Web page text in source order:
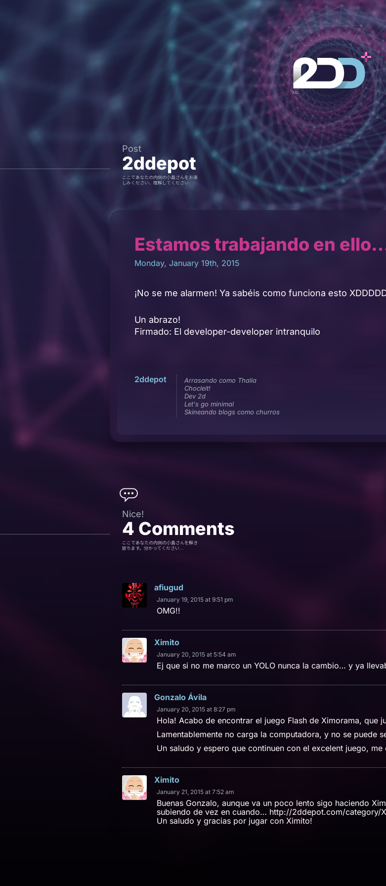
Post
2ddepot
ここであなたの内側の小島さんをお楽
しみください、理解してください
Estamos trabajando en
Monday, January 19th, 2015
¡No se me alarmen! Ya sabéis como funciona esto
Un abrazo!
Firmado: El developer-developer intranquilo
2ddepot
Arrasando como Thalia
Chocleit!
Dev 2d
Let's go minimal
Skineando blogs como churros
Nice!
4 Comments
ここであなたの内側の小島さんを解き
放ちます。分かってください...
afiugud
January 19, 2015 at 9:51 pm
OMG!!
Ximito
January 20, 2015 at 5:54 am
Ej que si no me marco un YOLO nunca la cambio… y ya
Gonzalo Ávila
January 20, 2015 at 8:27 pm
Hola! Acabo de encontrar el juego Flash de Ximorama, que
Lamentablemente no carga la computadora, y no se puede
Un saludo y espero que continuen con el excelent juego,
Ximito
January 21, 2015 at 7:52 am
Buenas Gonzalo, aunque va un poco lento sigo haciendo
subiendo de vez en cuando… http://2ddepot.com/category/
Un saludo y gracias por jugar con Ximito!